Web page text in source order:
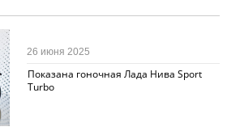
Показана гоночная Лада Нива Sport
Turbo
26 июня 2025